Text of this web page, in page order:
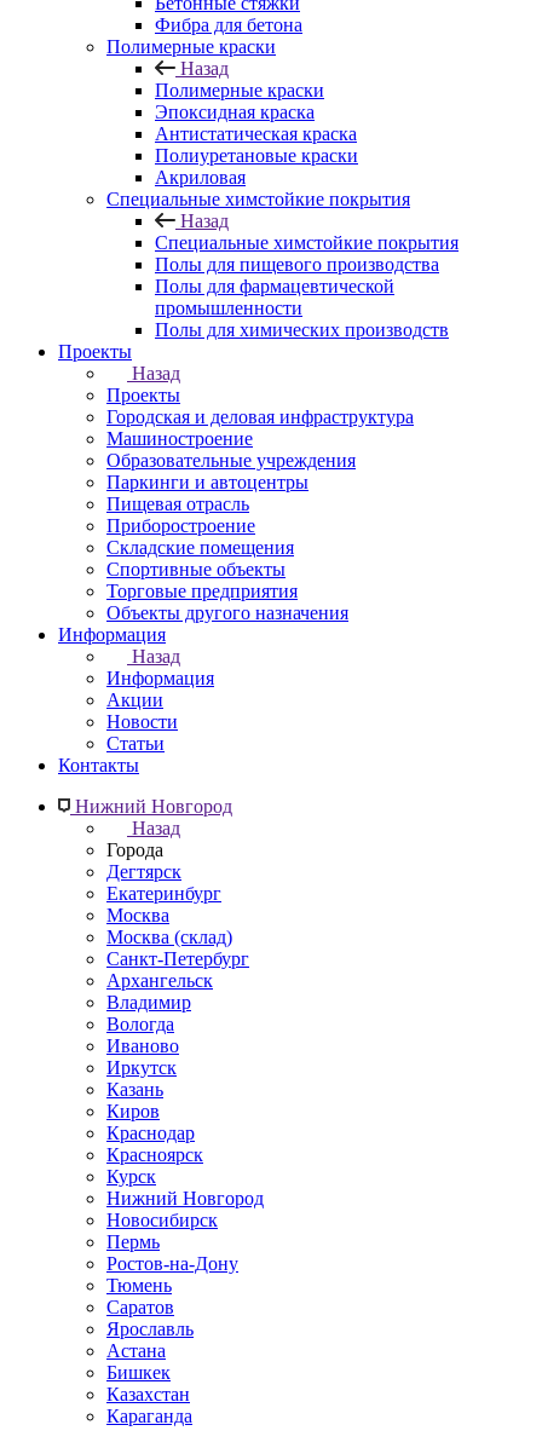
Фибра для бетона
Полимерные краски
Назад
Полимерные краски
Эпоксидная краска
Антистатическая краска
Полиуретановые краски
Акриловая
Специальные химстойкие покрытия
Назад
Специальные химстойкие покрытия
Полы для пищевого производства
Полы для фармацевтической
промышленности
Полы для химических производств
Проекты
Назад
Проекты
Городская и деловая инфраструктура
Машиностроение
Образовательные учреждения
Паркинги и автоцентры
Пищевая отрасль
Приборостроение
Складские помещения
Спортивные объекты
Торговые предприятия
Объекты другого назначения
Информация
Назад
Информация
Акции
Новости
Статьи
Контакты
Нижний Новгород
Назад
Города
Дегтярск
Екатеринбург
Москва
Москва (склад)
Санкт-Петербург
Архангельск
Владимир
Вологда
Иваново
Иркутск
Казань
Киров
Краснодар
Красноярск
Курск
Нижний Новгород
Новосибирск
Пермь
Ростов-на-Дону
Тюмень
Саратов
Ярославль
Астана
Бишкек
Казахстан
Караганда